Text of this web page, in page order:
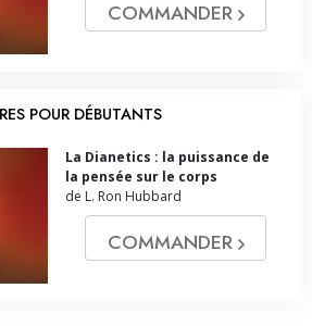
COMMANDER
POUR DÉBUTANTS
La Dianetics : la puissance de
la pensée sur le corps
de L. Ron Hubbard
COMMANDER